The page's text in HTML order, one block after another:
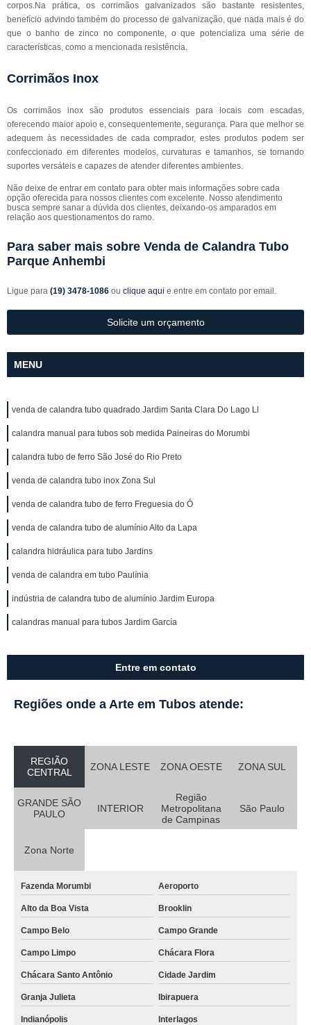
corpos.Na prática, os corrimãos galvanizados são bastante resistentes,
benefício advindo também do processo de galvanização, que nada mais é do
que o banho de zinco no componente, o que potencializa uma série de
características, como a mencionada resistência.
Corrimãos Inox
Os corrimãos inox são produtos essenciais para locais com escadas,
oferecendo maior apoio e, consequentemente, segurança. Para que melhor se
adequem às necessidades de cada comprador, estes produtos podem ser
confeccionado em diferentes modelos, curvaturas e tamanhos, se tornando
suportes versáteis e capazes de atender diferentes ambientes.
Não deixe de entrar em contato para obter mais informações sobre cada
opção oferecida para nossos clientes com excelente. Nosso atendimento
busca sempre sanar a dúvida dos clientes, deixando-os amparados em
relação aos questionamentos do ramo.
Para saber mais sobre Venda de Calandra Tubo
Parque Anhembi
Ligue para (19) 3478-1086 ou clique aqui e entre em contato por email.
Solicite um orçamento
MENU
venda de calandra tubo quadrado Jardim Santa Clara Do Lago Ll
calandra manual para tubos sob medida Paineiras do Morumbi
calandra tubo de ferro São José do Rio Preto
venda de calandra tubo inox Zona Sul
venda de calandra tubo de ferro Freguesia do Ó
venda de calandra tubo de alumínio Alto da Lapa
calandra hidráulica para tubo Jardins
venda de calandra em tubo Paulínia
indústria de calandra tubo de alumínio Jardim Europa
calandras manual para tubos Jardim García
Entre em contato
Regiões onde a Arte em Tubos atende:
REGIÃO
CENTRAL
ZONA LESTE ZONA OESTE ZONA SUL
GRANDE SÃO
PAULO
INTERIOR
Região
Metropolitana
de Campinas
São Paulo
Zona Norte
Fazenda Morumbi Aeroporto
Alto da Boa Vista Brooklin
Campo Belo Campo Grande
Campo Limpo Chácara Flora
Chácara Santo Antônio Cidade Jardim
Granja Julieta Ibirapuera
Indianópolis Interlagos